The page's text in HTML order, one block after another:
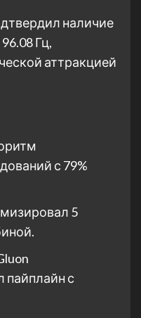
наличие
Гц,
аттракцией
с 79%
5
пайплайн с